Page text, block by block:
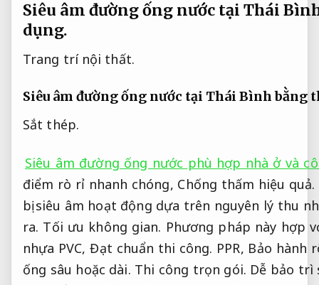
Siêu âm đường ống nước tại Thái
dụng.
Trang trí nội thất.
Siêu âm đường ống nước tại Thái Bình
Sắt thép.
Siêu âm đường ống nước phù hợp nhà ở và
điểm rò rỉ nhanh chóng, Chống thấm hiệu quả.
bị siêu âm hoạt động dựa trên nguyên lý thu
ra. Tối ưu không gian. Phương pháp này hợp
nhựa PVC,Đạt chuẩn thi công. PPR, Bảo hành
ống sâu hoặc dài. Thi công trọn gói. Dễ bảo trì